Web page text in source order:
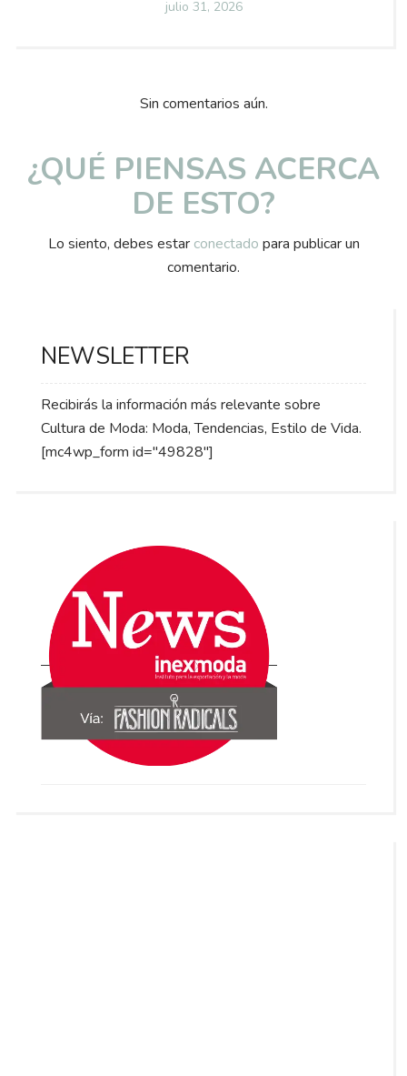
Posted
julio 31, 2026
Sin comentarios aún.
¿QUÉ PIENSAS ACERCA
DE ESTO?
Lo siento, debes estar conectado para publicar un
comentario.
NEWSLETTER
Recibirás la información más relevante sobre
Cultura de Moda: Moda, Tendencias, Estilo de Vida.
[mc4wp_form id="49828"]